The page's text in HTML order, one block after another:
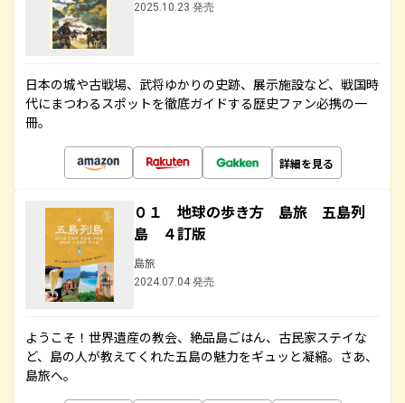
2025.10.23 発売
日本の城や古戦場、武将ゆかりの史跡、展示施設など、戦国時
代にまつわるスポットを徹底ガイドする歴史ファン必携の一
冊。
詳細を見る
０１ 地球の歩き方 島旅 五島列
島 ４訂版
島旅
2024.07.04 発売
ようこそ！世界遺産の教会、絶品島ごはん、古民家ステイな
ど、島の人が教えてくれた五島の魅力をギュッと凝縮。さあ、
島旅へ。